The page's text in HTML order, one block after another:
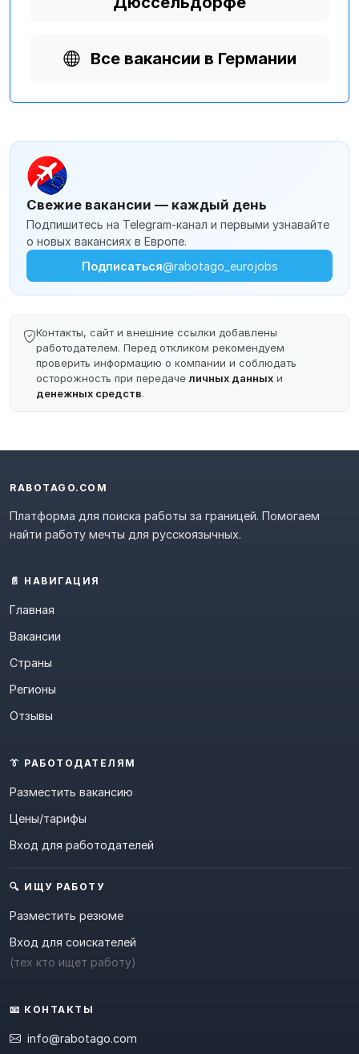
Все вакансии в Германии
Свежие вакансии — каждый день
Подпишитесь на Telegram-канал и первыми узнавайте
о новых вакансиях в Европе.
Подписаться@rabotago_eurojobs
Контакты, сайт и внешние ссылки добавлены
работодателем. Перед откликом рекомендуем
проверить информацию о компании и соблюдать
осторожность при передачеличных данных и
денежных средств.
RABOTAGO.COM
Платформа для поиска работы за границей. Помогаем
найти работу мечты для русскоязычных.
📄 НАВИГАЦИЯ
Главная
Вакансии
Страны
Регионы
Отзывы
👔 РАБОТОДАТЕЛЯМ
Разместить вакансию
Цены/тарифы
Вход для работодателей
🔍 ИЩУ РАБОТУ
Разместить резюме
Вход для соискателей
(тех кто ищет работу)
📧 КОНТАКТЫ
info@rabotago.com